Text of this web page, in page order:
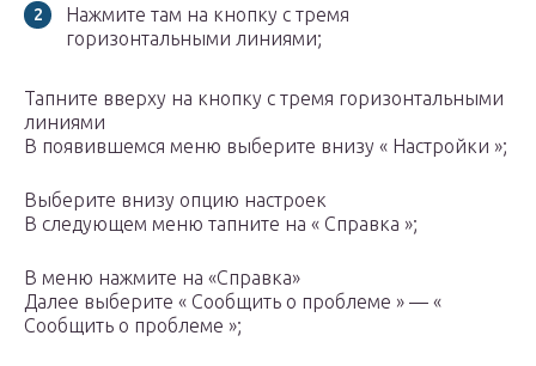
Нажмите там на кнопку с тремя
горизонтальными линиями;
Тапните вверху на кнопку с тремя горизонтальными
линиями
В появившемся меню выберите внизу « Настройки »;
Выберите внизу опцию настроек
В следующем меню тапните на « Справка »;
В меню нажмите на «Справка»
Далее выберите « Сообщить о проблеме » — «
Сообщить о проблеме »;